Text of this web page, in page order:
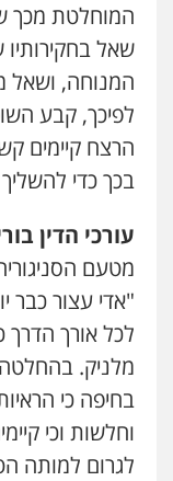
המוחלטת מכך
שאל
המנוחה, ושאל
לפיכך, קבע
הרצח קיימים
בכך כדי
עורכי הדין
מטעם
"אדי עצור כבר
לכל אורך
מלניק.
בחיפה כי
וחלשות וכי
לגרום למותה